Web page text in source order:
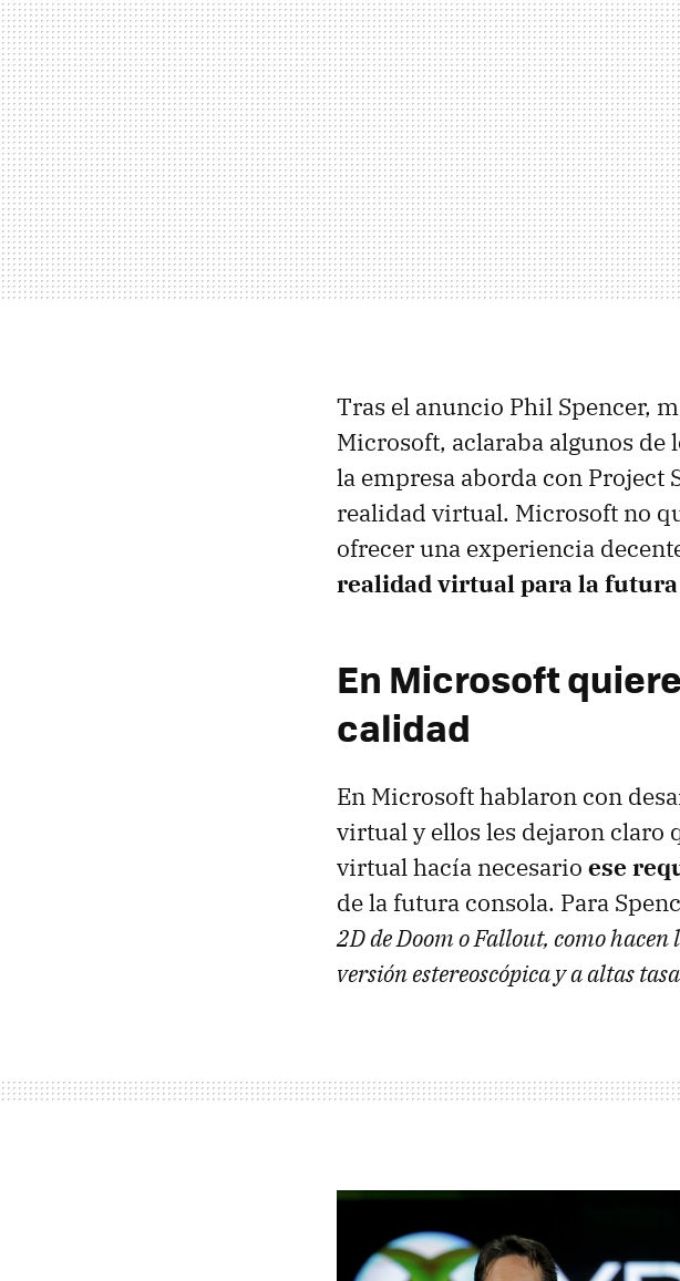
Tras el anuncio Phil Spencer,
Microsoft, aclaraba algunos de
la empresa aborda con Project
realidad virtual. Microsoft no
ofrecer una experiencia
realidad virtual para la futura
En Microsoft
calidad
En Microsoft hablaron con
virtual y ellos les dejaron claro
virtual hacía necesario ese
de la futura consola. Para
2D de Doom o Fallout, como
versión estereoscópica y a altas